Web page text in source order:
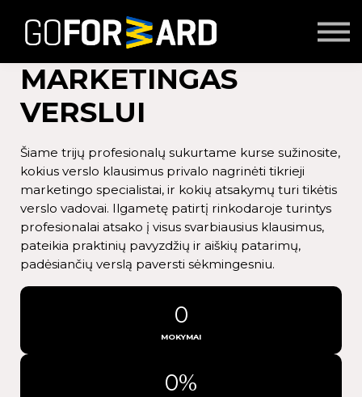
Seminarai
Partnerių turinys
MARKETINGAS
VERSLUI
Šiame trijų profesionalų sukurtame kurse sužinosite,
kokius verslo klausimus privalo nagrinėti tikrieji
marketingo specialistai, ir kokių atsakymų turi tikėtis
verslo vadovai. Ilgametę patirtį rinkodaroje turintys
profesionalai atsako į visus svarbiausius klausimus,
pateikia praktinių pavyzdžių ir aiškių patarimų,
padėsiančių verslą paversti sėkmingesniu.
0
MOKYMAI
0%